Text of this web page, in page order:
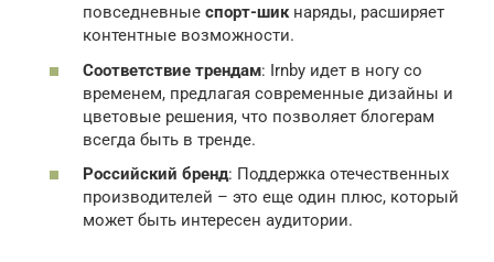
повседневные спорт-шикнаряды, расширяет
контентные возможности.
Соответствие трендам: Irnby идет в ногу со
временем, предлагая современные дизайны и
цветовые решения, что позволяет блогерам
всегда быть в тренде.
Российский бренд: Поддержка отечественных
производителей – это еще один плюс, который
может быть интересен аудитории.